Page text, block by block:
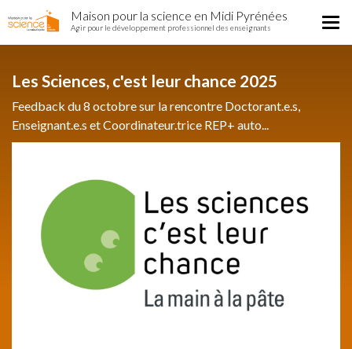
Région
au
Maison pour la science en Midi Pyrénées
Agir pour le développement professionnel des enseignants
Les Sciences, c'est leur chance 2025
Feedback du 8 octobre sur la rencontre Doctorant.e.s,
Enseignant.e.s et Coordinateur.trice REP+ auto...